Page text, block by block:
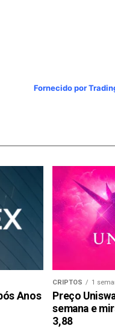
Fornecido por
Anos
CRIPTOS 1
Preço
semana e
3,88